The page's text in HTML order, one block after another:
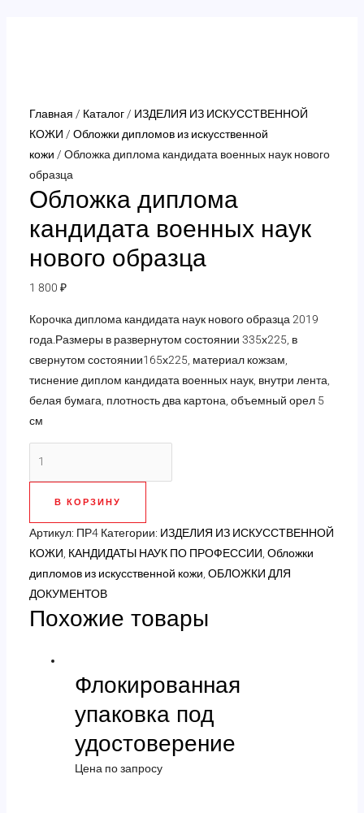
Главная / Каталог/ ИЗДЕЛИЯ ИЗ ИСКУССТВЕННОЙ
КОЖИ / Обложки дипломов из искусственной
кожи / Обложка диплома кандидата военных наук нового
образца
Обложка диплома
кандидата военных наук
нового образца
1 800 ₽
Корочка диплома кандидата наук нового образца 2019
года.Размеры в развернутом состоянии 335х225, в
свернутом состоянии165х225, материал кожзам,
тиснение диплом кандидата военных наук, внутри лента,
белая бумага, плотность два картона, объемный орел 5
см
кандидата
военных
наук
нового
образца
В КОРЗИНУ
Артикул: ПР4 Категории: ИЗДЕЛИЯ ИЗ ИСКУССТВЕННОЙ
КОЖИ КАНДИДАТЫ НАУК ПО ПРОФЕССИИ Обложки
дипломов из искусственной кожи ОБЛОЖКИ ДЛЯ
ДОКУМЕНТОВ
Похожие товары
Флокированная
упаковка под
удостоверение
Цена по запросу